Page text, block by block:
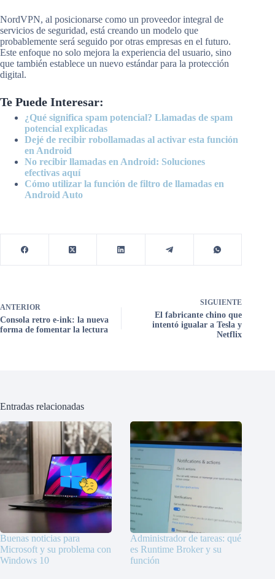
NordVPN, al posicionarse como un proveedor integral de
servicios de seguridad, está creando un modelo que
probablemente será seguido por otras empresas en el futuro.
Este enfoque no solo mejora la experiencia del usuario, sino
que también establece un nuevo estándar para la protección
digital.
Te Puede Interesar:
¿Qué significa spam potencial? Llamadas de spam
potencial explicadas
Dejé de recibir robollamadas al activar esta función
en Android
No recibir llamadas en Android: Soluciones
efectivas aquí
Cómo utilizar la función de filtro de llamadas en
Android Auto
ANTERIOR
Consola retro e-ink: la nueva
forma de fomentar la lectura
SIGUIENTE
El fabricante chino que
intentó igualar a Tesla y
Netflix
Entradas relacionadas
Buenas noticias para
Microsoft y su problema con
Windows 10
Administrador de tareas: qué
es Runtime Broker y su
función